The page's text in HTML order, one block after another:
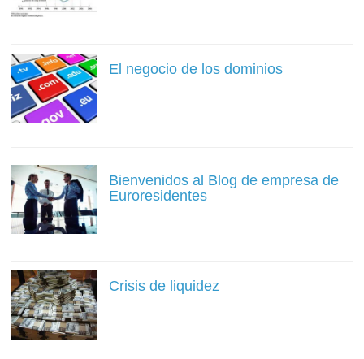
El negocio de los dominios
Bienvenidos al Blog de empresa de
Euroresidentes
Crisis de liquidez